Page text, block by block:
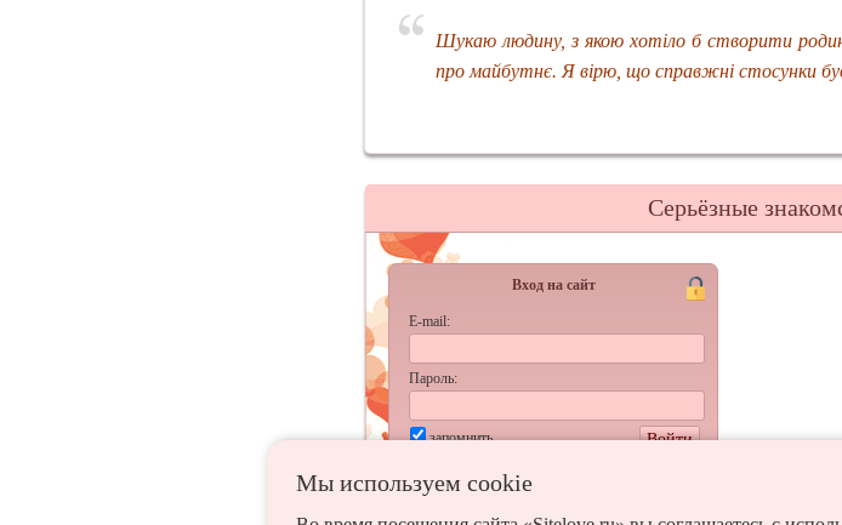
Шукаю людину, з якою хотіло б створити
про майбутнє. Я вірю, що справжні стосунки
Мы используем сookie
Серьёзные
Вход на сайт
E-mail:
Пароль:
запомнить
Войти
Забыли пароль?